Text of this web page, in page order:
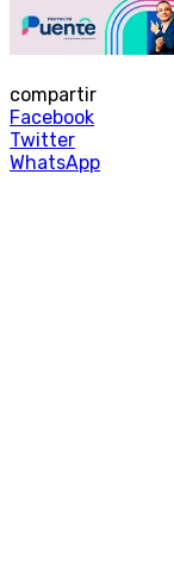
compartir
Facebook
Twitter
WhatsApp